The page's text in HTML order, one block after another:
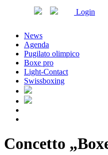
Login
News
Agenda
Pugilato olimpico
Boxe pro
Light-Contact
Swissboxing
Concetto